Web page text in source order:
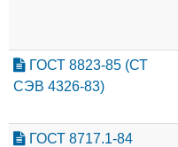
ГОСТ 8823-85 (СТ
СЭВ 4326-83)
ГОСТ 8717.1-84